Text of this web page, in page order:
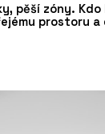
pěší zóny.
prostoru a